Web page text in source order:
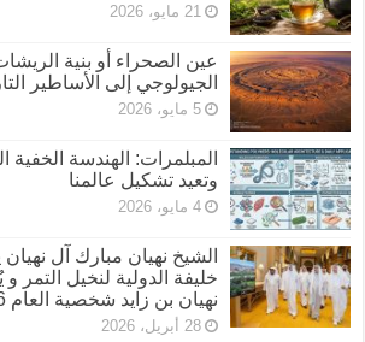
21 مايو، 2026
عين الصحراء أو بنية
الجيولوجي إلى الأساطير
5 مايو، 2026
المبلمرات: الهندسة الخفية
وتعيد تشكيل عالمنا
4 مايو، 2026
الشيخ نهيان مبارك آل نهيان
خليفة الدولية لنخيل التمر
نهيان بن زايد شخصية العام 2026
28 أبريل، 2026